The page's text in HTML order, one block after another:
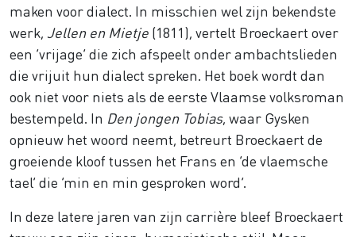
maken voor dialect. In misschien wel zijn bekendste
werk,
Jellen en Mietje (1811), vertelt Broeckaert over
een ‘vrijage’ die zich afspeelt onder ambachtslieden
die vrijuit hun dialect spreken. Het boek wordt dan
ook niet voor niets als de eerste Vlaamse volksroman
bestempeld. In Den jongen Tobias, waar Gysken
opnieuw het woord neemt, betreurt Broeckaert de
groeiende kloof tussen het Frans en ‘de vlaemsche
tael’ die ‘min en min gesproken word’.
In deze latere jaren van zijn carrière bleef Broeckaert